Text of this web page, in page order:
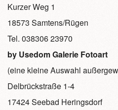
Kurzer Weg 1
18573 Samtens/Rügen
Tel. 038306 23970
by Usedom Galerie Fotoart
(eine kleine Auswahl
Delbrückstraße 1-4
17424 Seebad Heringsdorf